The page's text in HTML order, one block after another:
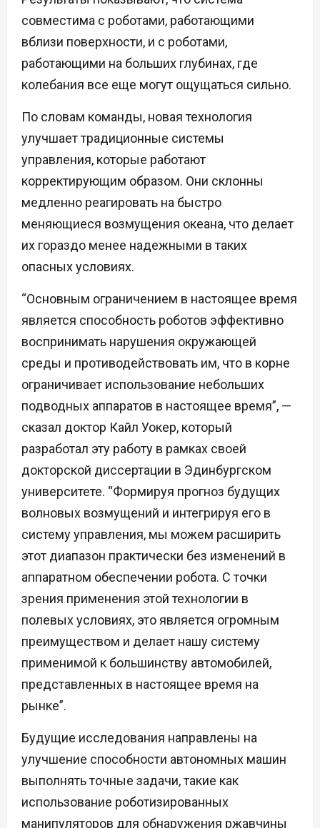
совместима с роботами, работающими
вблизи поверхности, и с роботами,
работающими на больших глубинах, где
колебания все еще могут ощущаться сильно.
По словам команды, новая технология
улучшает традиционные системы
управления, которые работают
корректирующим образом. Они склонны
медленно реагировать на быстро
меняющиеся возмущения океана, что делает
их гораздо менее надежными в таких
опасных условиях.
“Основным ограничением в настоящее время
является способность роботов эффективно
воспринимать нарушения окружающей
среды и противодействовать им, что в корне
ограничивает использование небольших
подводных аппаратов в настоящее время”, —
сказал доктор Кайл Уокер, который
разработал эту работу в рамках своей
докторской диссертации в Эдинбургском
университете. “Формируя прогноз будущих
волновых возмущений и интегрируя его в
систему управления, мы можем расширить
этот диапазон практически без изменений в
аппаратном обеспечении робота. С точки
зрения применения этой технологии в
полевых условиях, это является огромным
преимуществом и делает нашу систему
применимой к большинству автомобилей,
представленных в настоящее время на
рынке”.
Будущие исследования направлены на
улучшение способности автономных машин
выполнять точные задачи, такие как
использование роботизированных
манипуляторов для обнаружения ржавчины